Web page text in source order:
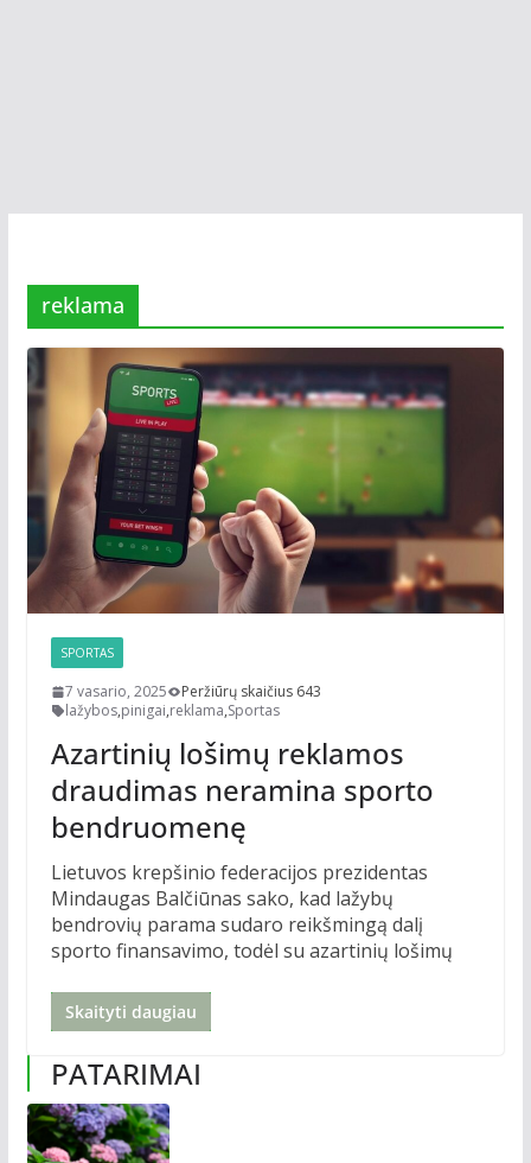
reklama
SPORTAS
7 vasario, 2025
Peržiūrų skaičius 643
lažybos,pinigai,reklama,Sportas
Azartinių lošimų reklamos
draudimas neramina sporto
bendruomenę
Lietuvos krepšinio federacijos prezidentas
Mindaugas Balčiūnas sako, kad lažybų
bendrovių parama sudaro reikšmingą dalį
sporto finansavimo, todėl su azartinių lošimų
Skaityti daugiau
PATARIMAI